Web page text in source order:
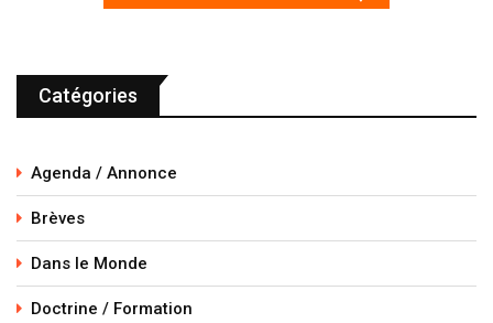
Catégories
Agenda / Annonce
Brèves
Dans le Monde
Doctrine / Formation